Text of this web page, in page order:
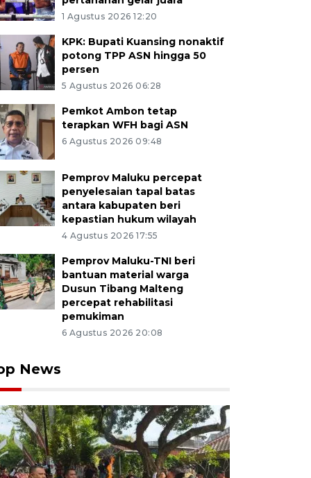
1 Agustus 2026 12:20
KPK: Bupati Kuansing nonaktif
potong TPP ASN hingga 50
persen
5 Agustus 2026 06:28
Pemkot Ambon tetap
terapkan WFH bagi ASN
6 Agustus 2026 09:48
Pemprov Maluku percepat
penyelesaian tapal batas
antara kabupaten beri
kepastian hukum wilayah
4 Agustus 2026 17:55
Pemprov Maluku-TNI beri
bantuan material warga
Dusun Tibang Malteng
percepat rehabilitasi
pemukiman
6 Agustus 2026 20:08
News